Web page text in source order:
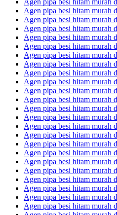
Agen pipa besi hitam murah
Agen pipa besi hitam murah
Agen pipa besi hitam murah
Agen pipa besi hitam murah
Agen pipa besi hitam murah
Agen pipa besi hitam murah
Agen pipa besi hitam murah
Agen pipa besi hitam murah
Agen pipa besi hitam murah
Agen pipa besi hitam murah
Agen pipa besi hitam murah
Agen pipa besi hitam murah
Agen pipa besi hitam murah
Agen pipa besi hitam murah
Agen pipa besi hitam murah
Agen pipa besi hitam murah
Agen pipa besi hitam murah
Agen pipa besi hitam murah
Agen pipa besi hitam murah
Agen pipa besi hitam murah
Agen pipa besi hitam murah
Agen pipa besi hitam murah
Agen pipa besi hitam murah